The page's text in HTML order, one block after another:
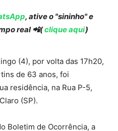
, ative o "sininho" e
real 📲(clique aqui)
(4), por volta das 17h20,
de 63 anos, foi
residência, na Rua P-5,
(SP).
Boletim de Ocorrência, a